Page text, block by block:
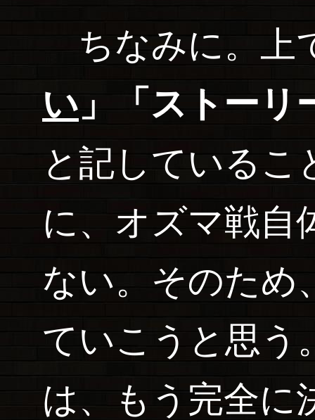
ちなみに。上
い 」「ストーリ
と記しているこ
に、オズマ戦自
ない。そのため
ていこうと思う
は、もう完全に